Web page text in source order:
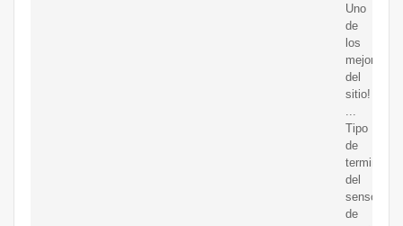
Uno
de
los
mejores
del
sitio!
Tipo
de
terminal
del
sensor
de